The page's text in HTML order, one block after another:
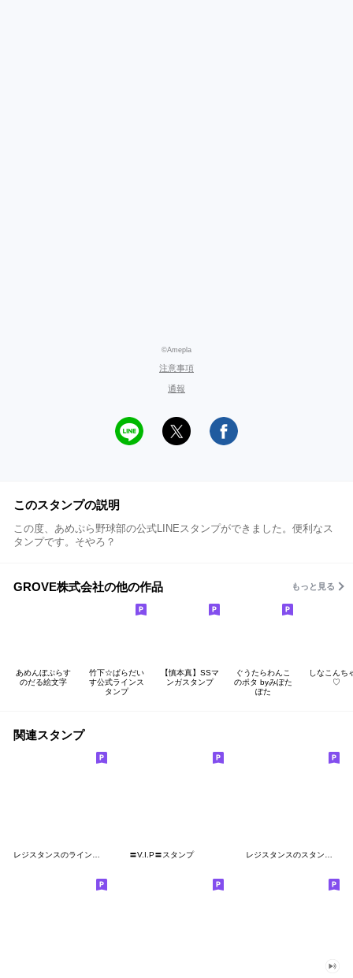
©Amepla
注意事項
通報
このスタンプの説明
この度、あめぷら野球部の公式LINEスタンプができました。便利なス
タンプです。そやろ？
GROVE株式会社の他の作品 もっと見る
あめんぼぷらす
のだる絵文字
竹下☆ぱらだい
す公式ラインス
タンプ
【慎本真】SSマ
ンガスタンプ
ぐうたらわんこ
のポタ byみぽた
ぽた
しなこんち
♡
関連スタンプ
レジスタンスのラインスタンプ 〓V.I.P〓スタンプ レジスタンスのスタンプ ver2